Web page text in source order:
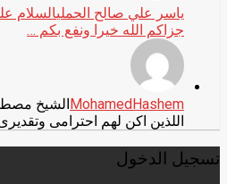
ياسر علي صالح الحمليالسلام
جزاكم الله خيرا ونفع بكم …
MohamedHashemالشيخ
اللذين اكن لهم احترامى
تسجيل الدخول